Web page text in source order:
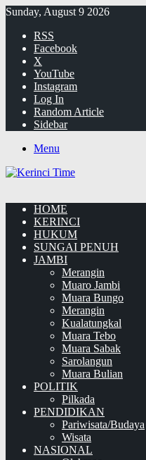
Sunday, August 9 2026
RSS
Facebook
X
YouTube
Instagram
Log In
Random Article
Sidebar
Menu
HOME
KERINCI
HUKUM
SUNGAI PENUH
JAMBI
Merangin
Muaro Jambi
Muara Bungo
Merangin
Kualatungkal
Muara Tebo
Muara Sabak
Sarolangun
Muara Bulian
POLITIK
Pilkada
PENDIDIKAN
Pariwisata/Budaya
Wisata
NASIONAL